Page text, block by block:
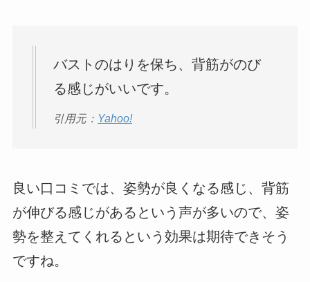
バストのはりを保ち、背筋がのび
る感じがいいです。
引用元： Yahoo!
良い口コミでは、姿勢が良くなる感じ、背筋
が伸びる感じがあるという声が多いので、姿
勢を整えてくれるという効果は期待できそう
ですね。